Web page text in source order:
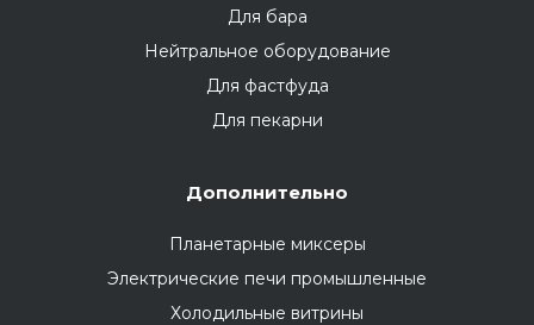
Для бара
Нейтральное оборудование
Для фастфуда
Для пекарни
Дополнительно
Планетарные миксеры
Электрические печи промышленные
Холодильные витрины